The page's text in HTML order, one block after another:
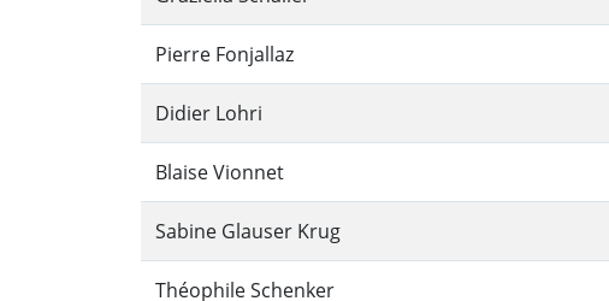
Pierre Fonjallaz
Didier Lohri
Blaise Vionnet
Sabine Glauser Krug
Théophile Schenker